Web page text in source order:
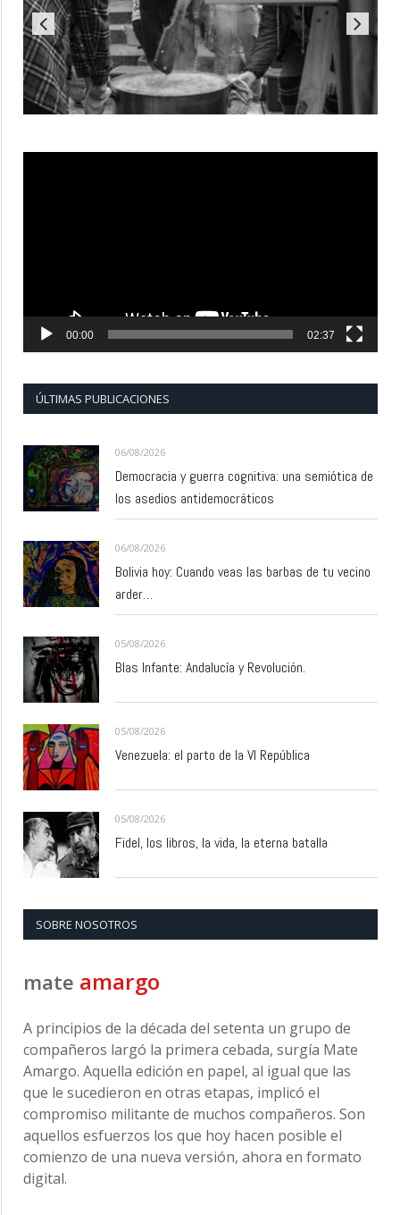
00:00 02:37
ÚLTIMAS PUBLICACIONES
06/08/2026
Democracia y guerra cognitiva: una semiótica de
los asedios antidemocráticos
06/08/2026
Bolivia hoy: Cuando veas las barbas de tu vecino
arder…
05/08/2026
Blas Infante: Andalucía y Revolución.
05/08/2026
Venezuela: el parto de la VI República
05/08/2026
Fidel, los libros, la vida, la eterna batalla
SOBRE NOSOTROS
mate amargo
A principios de la década del setenta un grupo de
compañeros largó la primera cebada, surgía Mate
Amargo. Aquella edición en papel, al igual que las
que le sucedieron en otras etapas, implicó el
compromiso militante de muchos compañeros. Son
aquellos esfuerzos los que hoy hacen posible el
comienzo de una nueva versión, ahora en formato
digital.